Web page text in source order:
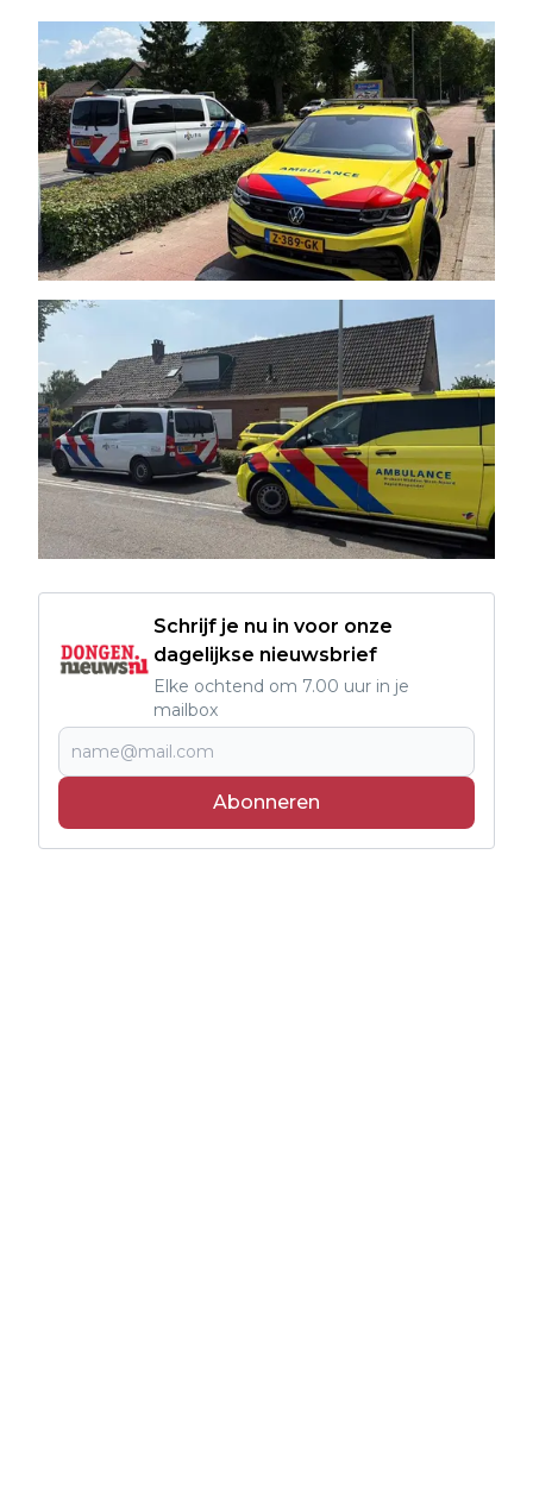
Schrijf je nu in voor onze
dagelijkse nieuwsbrief
Elke ochtend om 7.00 uur in je
mailbox
Abonneren